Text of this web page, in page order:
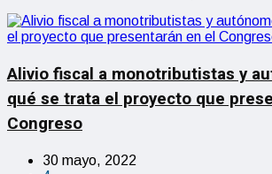
Alivio fiscal a monotributistas y
qué se trata el proyecto que
Congreso
30 mayo, 2022